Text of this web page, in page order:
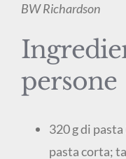
BW Richardson
persone
320 g di
pasta corta;